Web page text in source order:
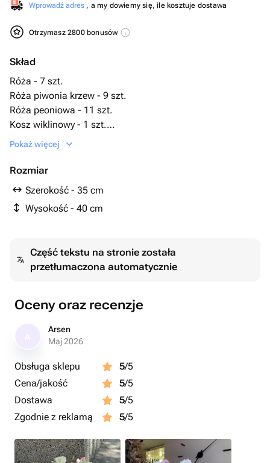
Wprowadź adres , a my dowiemy się, ile kosztuje dostawa
Otrzymasz 2800 bonusów
Skład
Róża - 7 szt.
Róża piwonia krzew - 9 szt.
Róża peoniowa - 11 szt.
Kosz wiklinowy - 1 szt.
роза вывернутая эквадор - 15 szt.
Pokaż więcej
Rozmiar
Szerokość - 35 cm
Wysokość - 40 cm
Część tekstu na stronie została
przetłumaczona automatycznie
Oceny oraz recenzje
Arsen
Maj 2026
Obsługa sklepu 5/5
Cena/jakość
5/5
Dostawa
5/5
Zgodnie z reklamą
5/5